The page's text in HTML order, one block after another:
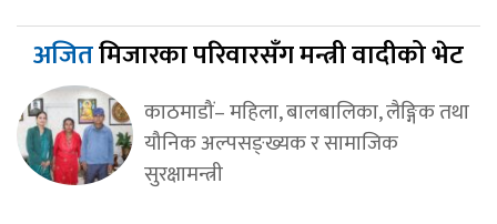
अजितमिजारका परिवारसँग मन्त्री वादीको भेट
काठमाडौं– महिला, बालबालिका, लैङ्गिक तथा
यौनिक अल्पसङ्ख्यक र सामाजिक
सुरक्षामन्त्री